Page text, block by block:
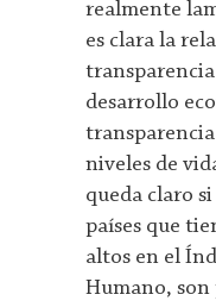
realmente
es clara la
transparencia
desarrollo
niveles de
queda claro
países que
altos en el
Humano, son